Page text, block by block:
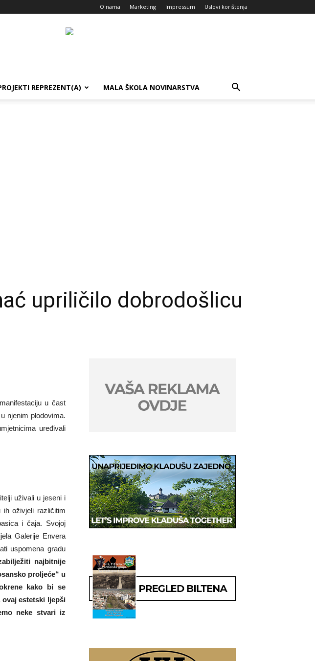
O nama Marketing Impressum Uslovi korištenja
REPREZENT(A) MALA ŠKOLA NOVINARSTVA
upriličilo dobrodošlicu
u čast
njenim plodovima.
uređivali
uživali u jeseni i
oživjeli različitim
i čaja. Svojoj
Galerije Envera
uspomena gradu
najbitnije
proljeće“ u
kako bi se
estetski ljepši
neke stvari iz